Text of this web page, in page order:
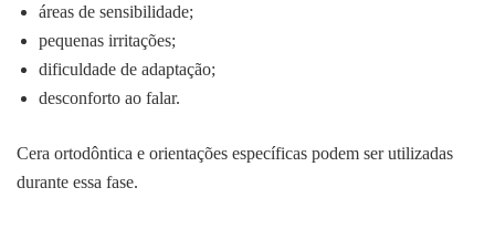
áreas de sensibilidade;
pequenas irritações;
dificuldade de adaptação;
desconforto ao falar.
Cera ortodôntica e orientações específicas podem ser utilizadas
durante essa fase.